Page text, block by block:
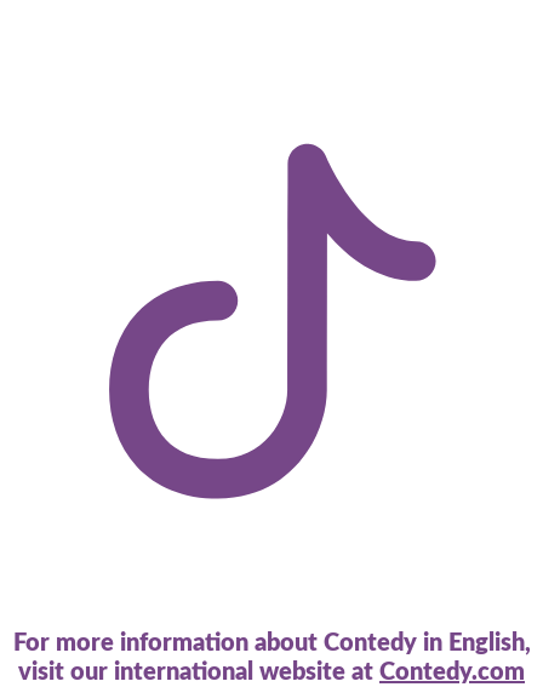
For more information about Contedy in English,
visit our international website at Contedy.com